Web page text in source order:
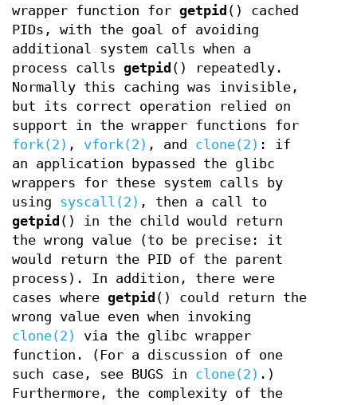
wrapper function for getpid () cached
PIDs, with the goal of avoiding
additional system calls when a
process calls getpid () repeatedly.
Normally this caching was invisible,
but its correct operation relied on
support in the wrapper functions for
fork(2) , vfork(2) , and clone(2) : if
an application bypassed the glibc
wrappers for these system calls by
using syscall(2) , then a call to
getpid () in the child would return
the wrong value (to be precise: it
would return the PID of the parent
process). In addition, there were
cases where getpid () could return the
wrong value even when invoking
clone(2)
via the glibc wrapper
function. (For a discussion of one
such case, see BUGS in clone(2) .)
Furthermore, the complexity of the